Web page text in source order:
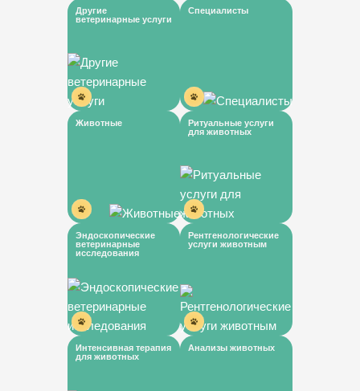
Другие
ветеринарные услуги
Специалисты
Животные
Ритуальные услуги
для животных
Эндоскопические
ветеринарные
исследования
Рентгенологические
услуги животным
Интенсивная терапия
для животных
Анализы животных